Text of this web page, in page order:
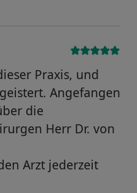
Praxis, und
Angefangen
die
Herr Dr. von
Arzt jederzeit